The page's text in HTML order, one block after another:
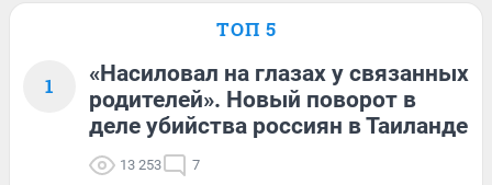
ТОП 5
1
«Насиловал на глазах у связанных
родителей». Новый поворот в
деле убийства россиян в Таиланде
13 253 7